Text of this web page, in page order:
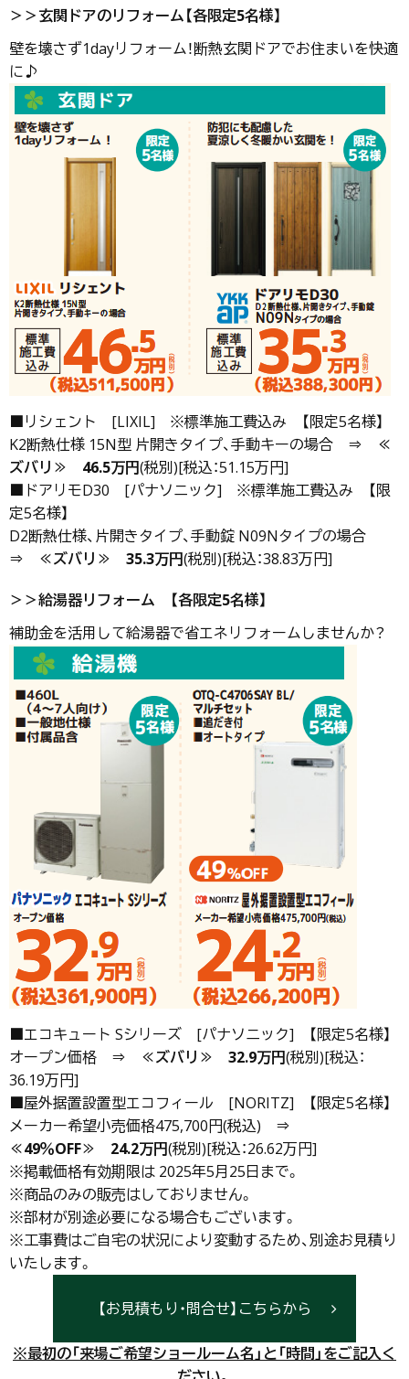
＞＞玄関ドアのリフォーム【各限定5名様】
壁を壊さず1dayリフォーム！断熱玄関ドアでお住まいを快適
に♪
■リシェント [LIXIL] ※標準施工費込み 【限定5名様】
K2断熱仕様 15N型 片開きタイプ、手動キーの場合 ⇒ ≪
ズバリ≫
46.5万円(税別)[税込：51.15万円]
■ドアリモD30 [パナソニック] ※標準施工費込み 【限
定5名様】
D2断熱仕様、片開きタイプ、手動錠 N09Nタイプの場合
⇒ ≪ズバリ≫ 35.3万円(税別)[税込：38.83万円]
＞＞給湯器リフォーム 【各限定5名様】
補助金を活用して給湯器で省エネリフォームしませんか？
■エコキュート Sシリーズ [パナソニック] 【限定5名様】
オープン価格 ⇒ ≪ズバリ≫ 32.9万円(税別)[税込：
36.19万円]
■屋外据置設置型エコフィール [NORITZ] 【限定5名様】
メーカー希望小売価格475,700円(税込) ⇒
≪49％OFF≫
24.2万円(税別)[税込：26.62万円]
※掲載価格有効期限は 2025年5月25日まで。
※商品のみの販売はしておりません。
※部材が別途必要になる場合もございます。
※工事費はご自宅の状況により変動するため、別途お見積り
いたします。
【お見積もり・問合せ】こちらから
※最初の「来場ご希望ショールーム名」と「時間」をご記入く